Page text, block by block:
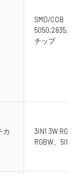
SMD/COB
チップ
カ
3IN1 3W RGB
RGBW、5IN1